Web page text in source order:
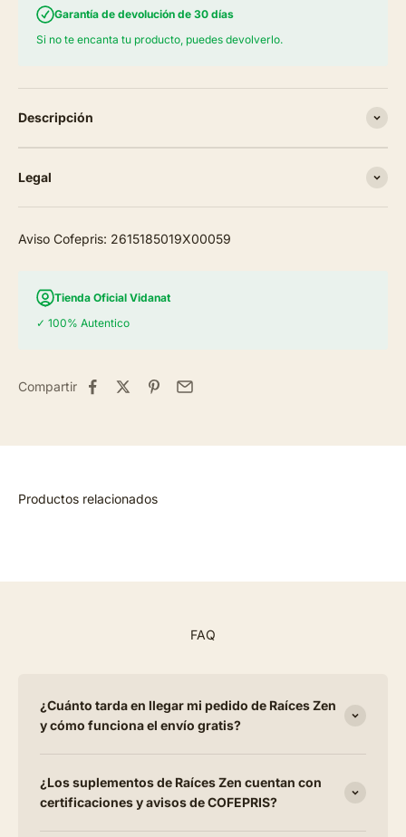
Garantía de devolución de 30 días
Si no te encanta tu producto, puedes devolverlo.
Descripción
Legal
Aviso Cofepris: 2615185019X00059
Tienda Oficial Vidanat
✓ 100% Autentico
Compartir
FAQ
¿Cuánto tarda en llegar mi pedido de Raíces Zen
y cómo funciona el envío gratis?
¿Los suplementos de Raíces Zen cuentan con
certificaciones y avisos de COFEPRIS?